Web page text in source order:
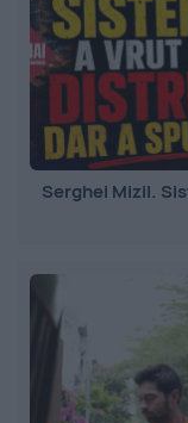
Serghei Mizil.